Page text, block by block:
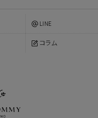
LINE
コラム